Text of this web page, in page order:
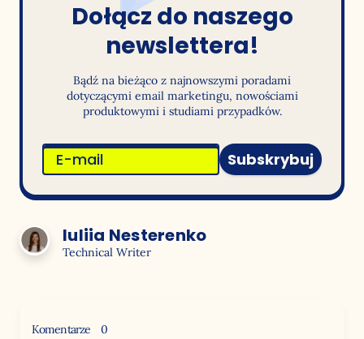
Dołącz do naszego
newslettera!
Bądź na bieżąco z najnowszymi poradami
dotyczącymi email marketingu, nowościami
produktowymi i studiami przypadków.
Subskrybuj
Iuliia Nesterenko
Technical Writer
Komentarze 0